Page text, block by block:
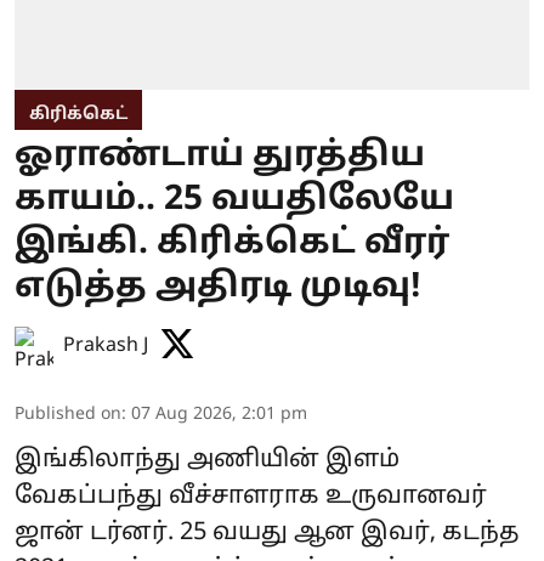
கிரிக்கெட்
ஓராண்டாய் துரத்திய
காயம்.. 25 வயதிலேயே
இங்கி. கிரிக்கெட் வீரர்
எடுத்த அதிரடி முடிவு!
Prakash J
Published on: 07 Aug 2026, 2:01 pm
இங்கிலாந்து அணியின் இளம்
வேகப்பந்து வீச்சாளராக உருவானவர்
ஜான் டர்னர். 25 வயது ஆன இவர், கடந்த